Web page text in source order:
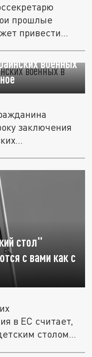
прошлые
привести...
военных
заключения
стол"
с вами как с
в ЕС считает,
столом".